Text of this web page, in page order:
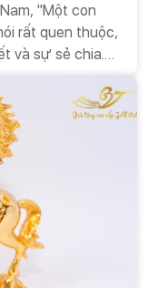
"Một con
rất quen thuộc,
và sự sẻ chia.
sự thật trong đời
đạo đức quý giá